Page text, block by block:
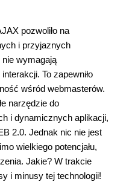
pozwoliło na
i przyjaznych
wymagają
To zapewniło
wśród webmasterów.
narzędzie do
i dynamicznych aplikacji,
2.0. Jednak nic nie jest
wielkiego potencjału,
Jakie? W trakcie
i minusy tej technologii!